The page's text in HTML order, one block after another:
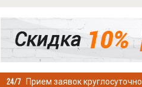
Прием заявок круглосуточно